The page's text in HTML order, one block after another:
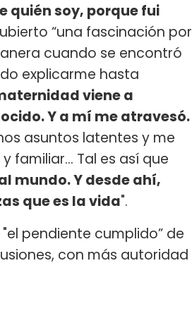
quién soy, porque fui
“una fascinación por
cuando se encontró
explicarme hasta
viene a
Y a mí me atravesó.
asuntos latentes y me
familiar... Tal es así que
mundo. Y desde ahí,
que es la vida".
pendiente cumplido” de
con más autoridad